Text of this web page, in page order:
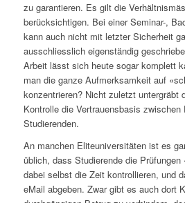
zu garantieren. Es gilt die
berücksichtigen. Bei einer Seminar-,
kann auch nicht mit letzter Sicherheit
ausschliesslich eigenständig
Arbeit lässt sich heute sogar komplett
man die ganze Aufmerksamkeit auf
konzentrieren? Nicht zuletzt untergräbt
Kontrolle die Vertrauensbasis zwischen
Studierenden.
An manchen Eliteuniversitäten ist es
üblich, dass Studierende die Prüfungen
dabei selbst die Zeit kontrollieren, und
eMail abgeben. Zwar gibt es auch dort